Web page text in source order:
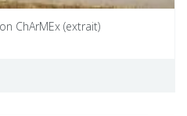
ChArMEx (extrait)